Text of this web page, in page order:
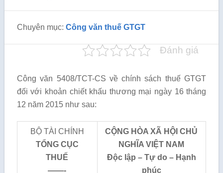
Chuyên mục: Công văn thuế GTGT
Đánh giá
Công văn 5408/TCT-CS về chính sách thuế GTGT
đối với khoản chiết khấu thương mại ngày 16 tháng
12 năm 2015 như sau:
BỘ TÀI CHÍNH
TỔNG CỤC
THUẾ
——-
CỘNG HÒA XÃ HỘI CHỦ
NGHĨA VIỆT NAM
Độc lập – Tự do – Hạnh
phúc